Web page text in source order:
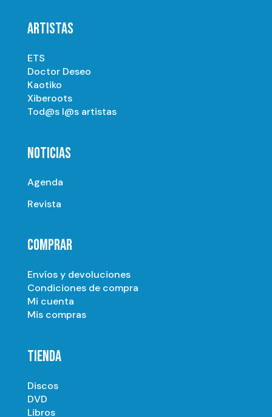
ARTISTAS
ETS
Doctor Deseo
Kaotiko
Xiberoots
Tod@s l@s artistas
NOTICIAS
Agenda
Revista
COMPRAR
Envíos y devoluciones
Condiciones de compra
Mi cuenta
Mis compras
TIENDA
Discos
DVD
Libros